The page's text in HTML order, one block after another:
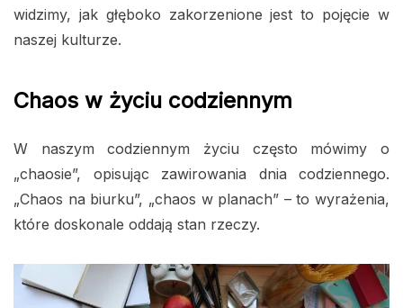
widzimy, jak głęboko zakorzenione jest to pojęcie w
naszej kulturze.
Chaos w życiu codziennym
W naszym codziennym życiu często mówimy o
„chaosie”, opisując zawirowania dnia codziennego.
„Chaos na biurku”, „chaos w planach” – to wyrażenia,
które doskonale oddają stan rzeczy.